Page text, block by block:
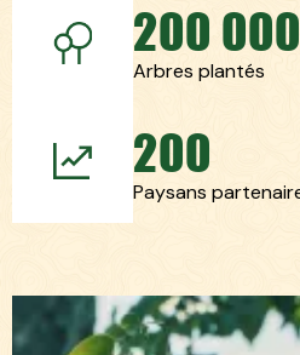
200 000
Arbres plantés
200
Paysans